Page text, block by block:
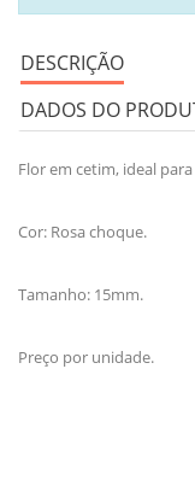
DESCRIÇÃO
DADOS DO
Flor em cetim, ideal
Cor: Rosa choque.
Tamanho: 15mm.
Preço por unidade.